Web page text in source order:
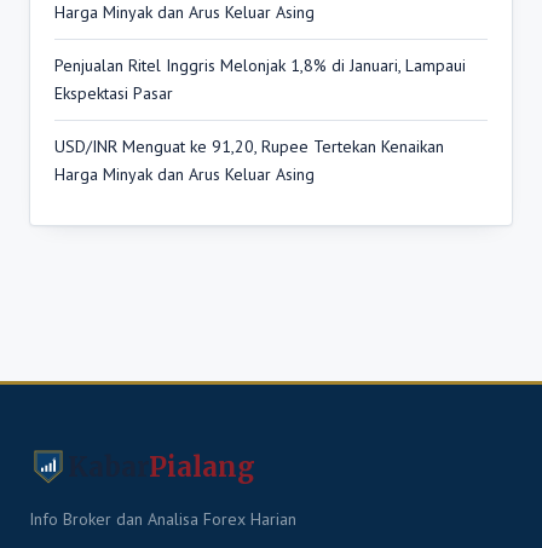
Harga Minyak dan Arus Keluar Asing
Penjualan Ritel Inggris Melonjak 1,8% di Januari, Lampaui
Ekspektasi Pasar
USD/INR Menguat ke 91,20, Rupee Tertekan Kenaikan
Harga Minyak dan Arus Keluar Asing
Pialang
Info Broker dan Analisa Forex Harian